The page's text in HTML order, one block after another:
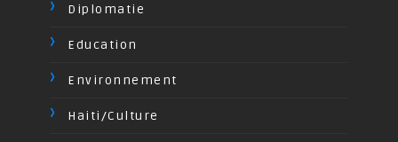
Diplomatie
Education
Environnement
Haiti/Culture